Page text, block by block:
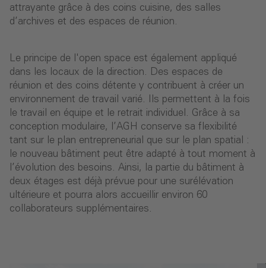
attrayante grâce à des coins cuisine, des salles
d’archives et des espaces de réunion.
Le principe de l'open space est également appliqué
dans les locaux de la direction. Des espaces de
réunion et des coins détente y contribuent à créer un
environnement de travail varié. Ils permettent à la fois
le travail en équipe et le retrait individuel. Grâce à sa
conception modulaire, l’AGH conserve sa flexibilité
tant sur le plan entrepreneurial que sur le plan spatial :
le nouveau bâtiment peut être adapté à tout moment à
l’évolution des besoins. Ainsi, la partie du bâtiment à
deux étages est déjà prévue pour une surélévation
ultérieure et pourra alors accueillir environ 60
collaborateurs supplémentaires.